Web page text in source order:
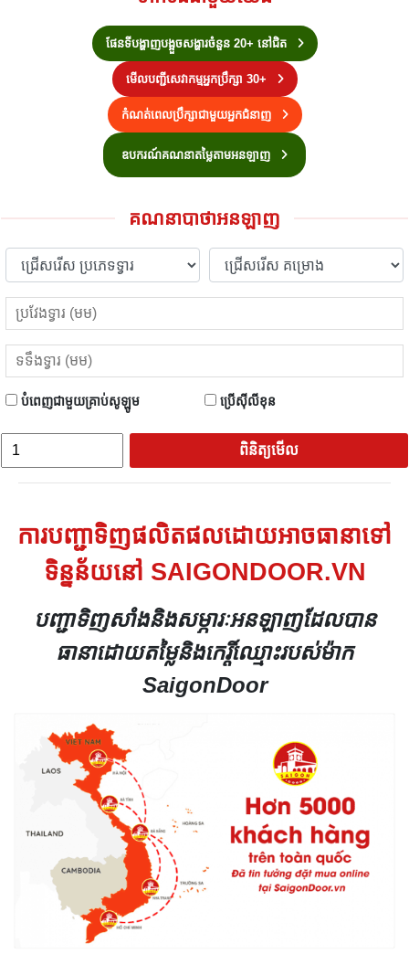
ផែនទីបង្ហាញបង្អួចសង្ហារចំនួន 20+ នៅជិត
មើលបញ្ជីសេវាកម្មអ្នកប្រឹក្សា 30+
កំណត់ពេលប្រឹក្សាជាមួយអ្នកជំនាញ
ឧបករណ៍គណនាតម្លៃតាមអនឡាញ
គណនាបាថាអនឡាញ
បំពេញជាមួយគ្រាប់សូឡូម ប្រើស៊ីលីខុន
ពិនិត្យមើល
ការបញ្ជាទិញផលិតផលដោយអាចធានាទៅ
ទិន្នន័យនៅ SAIGONDOOR.VN
បញ្ជាទិញសាំងនិងសម្ភារៈអនឡាញដែលបាន
ធានាដោយតម្លៃនិងកេរ្តិ៍ឈ្មោះរបស់ម៉ាក
SaigonDoor